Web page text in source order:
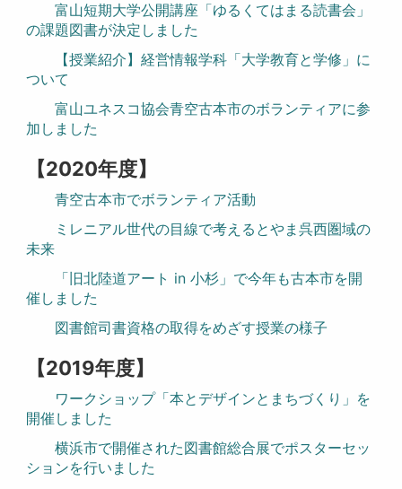
富山短期大学公開講座「ゆるくてはまる読書会」
の課題図書が決定しました
【授業紹介】経営情報学科「大学教育と学修」に
ついて
富山ユネスコ協会青空古本市のボランティアに参
加しました
【2020年度】
青空古本市でボランティア活動
ミレニアル世代の目線で考えるとやま呉西圏域の
未来
「旧北陸道アート in 小杉」で今年も古本市を開
催しました
図書館司書資格の取得をめざす授業の様子
【2019年度】
ワークショップ「本とデザインとまちづくり」を
開催しました
横浜市で開催された図書館総合展でポスターセッ
ションを行いました